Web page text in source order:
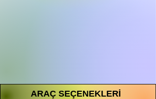
ARAÇ SEÇENEKLERİ